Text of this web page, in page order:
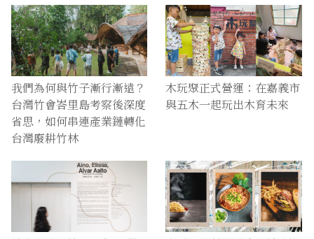
我們為何與竹子漸行漸遠？
台灣竹會峇里島考察後深度
省思，如何串連產業鏈轉化
台灣廢耕竹林
木玩聚正式營運：在嘉義市
與五木一起玩出木育未來